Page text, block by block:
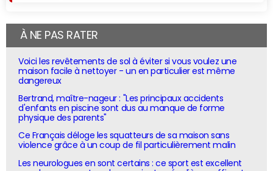
À NE PAS RATER
Voici les revêtements de sol à éviter si vous voulez une
maison facile à nettoyer - un en particulier est même
dangereux
Bertrand, maître-nageur : "Les principaux accidents
d'enfants en piscine sont dus au manque de forme
physique des parents"
Ce Français déloge les squatteurs de sa maison sans
violence grâce à un coup de fil particulièrement malin
Les neurologues en sont certains : ce sport est excellent